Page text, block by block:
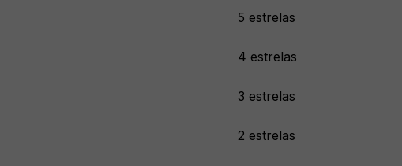
5 estrelas
4 estrelas
3 estrelas
2 estrelas